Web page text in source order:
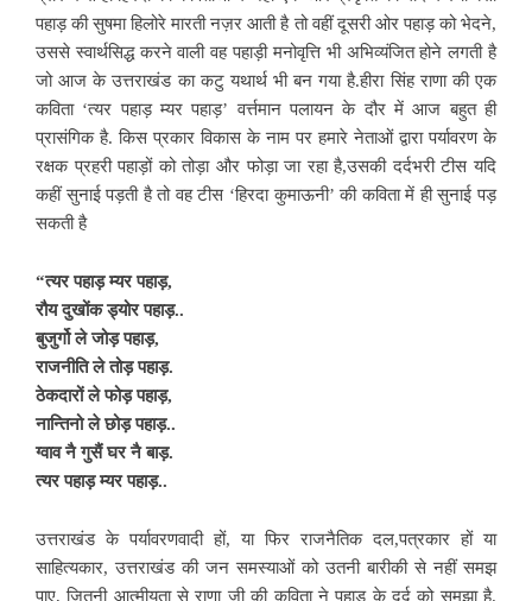
पहाड़ की सुषमा हिलोरे मारती नज़र आती है तो वहीं दूसरी ओर पहाड़ को भेदने,
उससे स्वार्थसिद्ध करने वाली वह पहाड़ी मनोवृत्ति भी अभिव्यंजित होने लगती है
जो आज के उत्तराखंड का कटु यथार्थ भी बन गया है.हीरा सिंह राणा की एक
कविता ‘त्यर पहाड़ म्यर पहाड़’ वर्त्तमान पलायन के दौर में आज बहुत ही
प्रासंगिक है. किस प्रकार विकास के नाम पर हमारे नेताओं द्वारा पर्यावरण के
रक्षक प्रहरी पहाड़ों को तोड़ा और फोड़ा जा रहा है,उसकी दर्दभरी टीस यदि
कहीं सुनाई पड़ती है तो वह टीस ‘हिरदा कुमाऊनी’ की कविता में ही सुनाई पड़
सकती है
“त्यर पहाड़ म्यर पहाड़,
रौय दुखोंक ड्योर पहाड़..
बुजुर्गो ले जोड़ पहाड़,
राजनीति ले तोड़ पहाड़.
ठेकदारों ले फोड़ पहाड़,
नान्तिनो ले छोड़ पहाड़..
ग्वाव नै गुसैं घर नै बाड़.
त्यर पहाड़ म्यर पहाड़..
उत्तराखंड के पर्यावरणवादी हों, या फिर राजनैतिक दल,पत्रकार हों या
साहित्यकार, उत्तराखंड की जन समस्याओं को उतनी बारीकी से नहीं समझ
पाए, जितनी आत्मीयता से राणा जी की कविता ने पहाड़ के दर्द को समझा है.